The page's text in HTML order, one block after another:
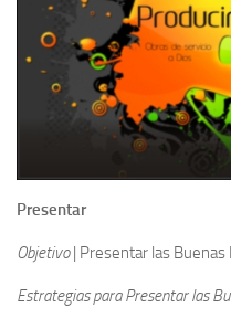
Presentar
Objetivo| Presentar las Buenas
Estrategias para Presentar las